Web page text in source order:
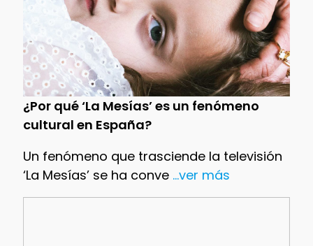
¿Por qué ‘La Mesías’ es un fenómeno
cultural en España?
Un fenómeno que trasciende la televisión
‘La Mesías’ se ha conve...ver más